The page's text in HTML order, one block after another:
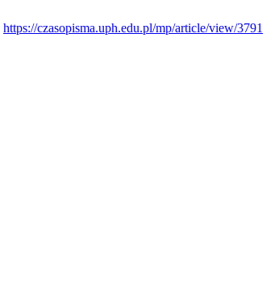
https://czasopisma.uph.edu.pl/mp/article/view/3791